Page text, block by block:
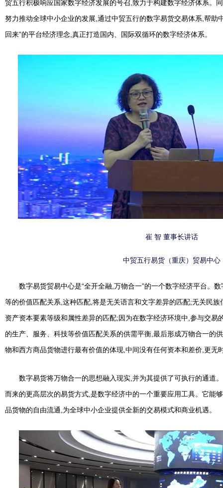
贸五行积极响应国家数字经济发展的号召,致力于构建数字经济体系。
努力推动全球中小企业的发展,通过中贸五行的数字易货交易体系,帮助
回来”的平台经济理念,真正打造国内、国际双循环的数字经济体系。
崔 智 董事长讲话
中贸五行易货（重庆）贸易中心
数字易货贸易中心是“全开全融,万物合一”的一个数字经济平台。
等的价值匹配关系,这种匹配,将是无关语言和文字差异的匹配;无关民
资产资本要素等级和属性差异的匹配;因为在数字经济环境中,参与交易
的生产、服务、科技等价值匹配关系的供需平衡,最后形成万物合一的
物和西方商品货物进行最有价值的体现,中间没有任何资本和差价,更无
数字易货将万物合一的思想融入现实,并为其提供了可执行的通道
而来的更高层次的易货方式,是数字经济中的一个重要应用工具。它能
品货物的自由流通,为全球中小企业提供全新的交易模式和商业机遇。